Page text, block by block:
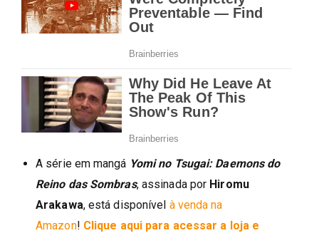
A série em mangá Yomi no Tsugai: Daemons do
Reino das Sombras, assinada por Hiromu
Arakawa, está disponível à venda na
Amazon! Clique aqui para acessar a loja e